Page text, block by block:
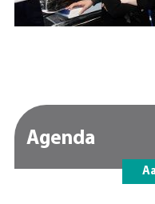
Agenda